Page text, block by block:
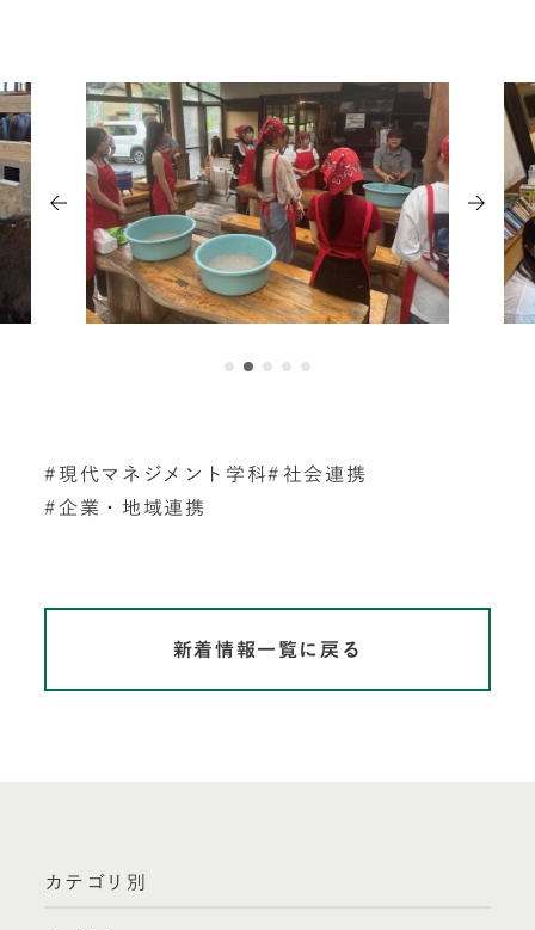
現代マネジメント学科
社会連携
企業・地域連携
新着情報一覧に戻る
カテゴリ別